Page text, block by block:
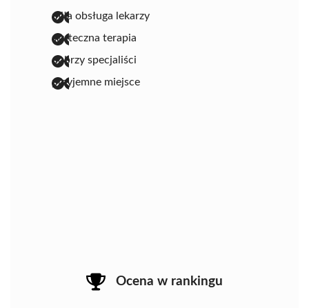
miła obsługa lekarzy
skuteczna terapia
dobrzy specjaliści
przyjemne miejsce
Ocena w rankingu